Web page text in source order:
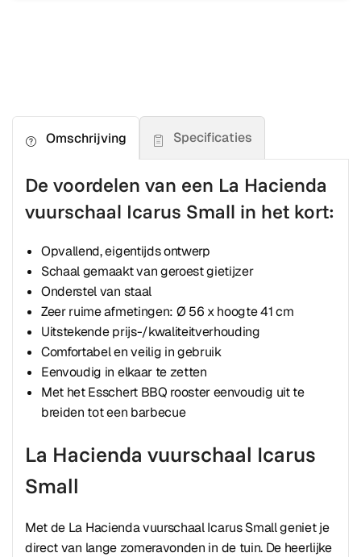
Omschrijving Specificaties
De voordelen van een La Hacienda
vuurschaal Icarus Small in het kort:
Opvallend, eigentijds ontwerp
Schaal gemaakt van geroest gietijzer
Onderstel van staal
Zeer ruime afmetingen: Ø 56 x hoogte 41 cm
Uitstekende prijs-/kwaliteitverhouding
Comfortabel en veilig in gebruik
Eenvoudig in elkaar te zetten
Met het Esschert BBQ rooster eenvoudig uit te
breiden tot een barbecue
La Hacienda vuurschaal Icarus
Small
Met de La Hacienda vuurschaal Icarus Small geniet je
direct van lange zomeravonden in de tuin. De heerlijke